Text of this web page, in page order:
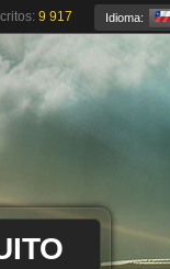
9 917 Idioma: